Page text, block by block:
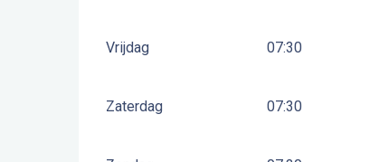
Vrijdag 07:30
Zaterdag 07:30